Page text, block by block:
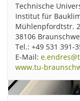
Technische
Institut für
Mühlenpfordtstr.
38106
Tel.: +49 531 391-
E-Mail:
www.tu-